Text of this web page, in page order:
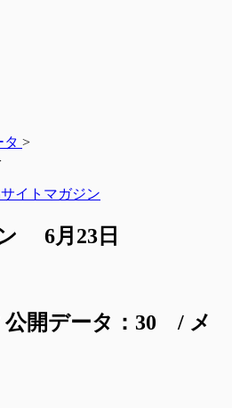
タ >
イトマガジン
6月23日
開データ：30 / メ